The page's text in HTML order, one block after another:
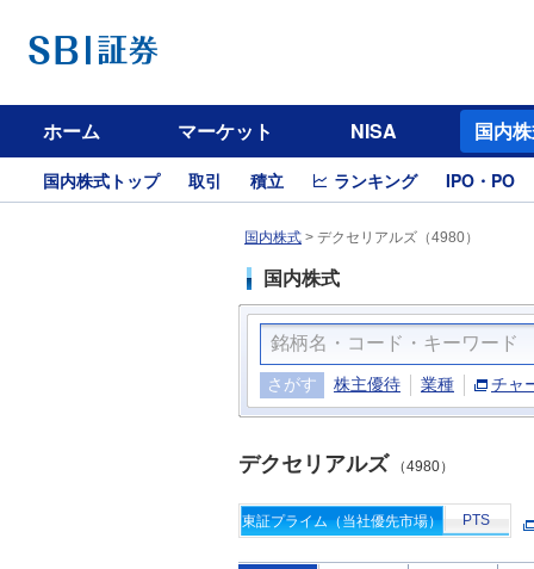
ホーム マーケット NISA 国内
国内株式トップ 取引 積立 ランキング IPO・PO
国内株式 > デクセリアルズ（4980）
国内株式
さがす 株主優待 業種 チャ
デクセリアルズ （4980）
東証プライム（当社優先市場） PTS